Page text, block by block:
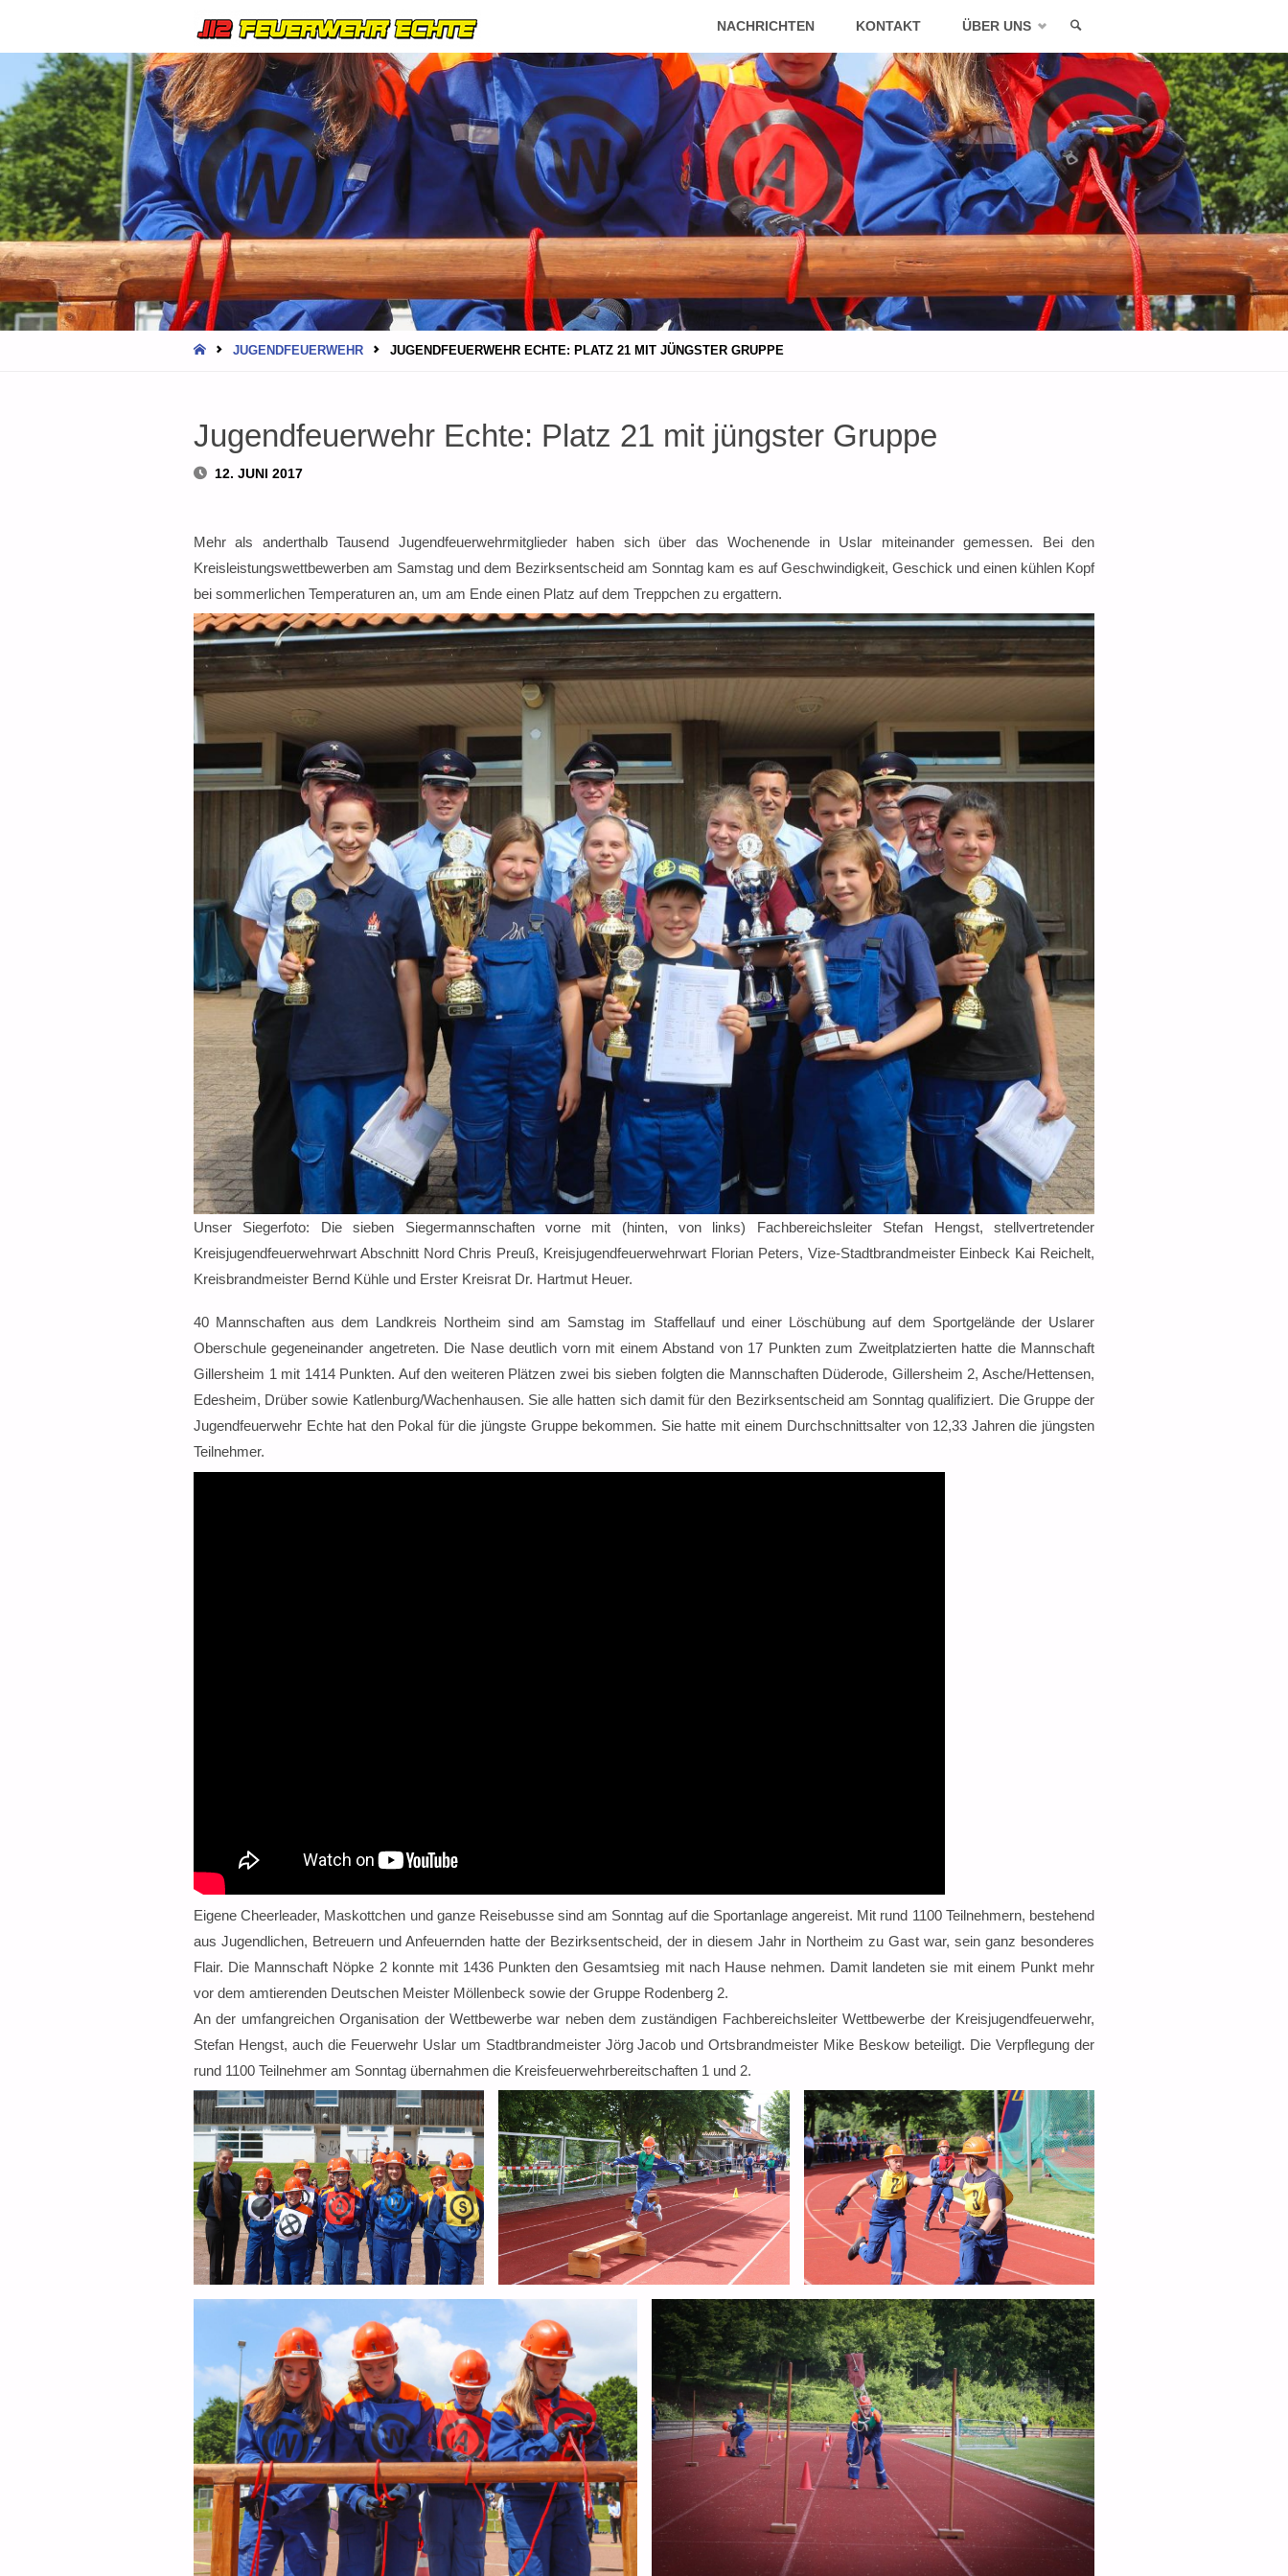
Skip
to
content
NACHRICHTEN KONTAKT ÜBER UNS
SEARCH
HOMEJUGENDFEUERWEHR JUGENDFEUERWEHR ECHTE: PLATZ 21 MIT JÜNGSTER GRUPPE
Jugendfeuerwehr Echte: Platz 21 mit jüngster Gruppe
12. JUNI 2017
Mehr als anderthalb Tausend Jugendfeuerwehrmitglieder haben sich über das Wochenende in Uslar miteinander gemessen. Bei den
Kreisleistungswettbewerben am Samstag und dem Bezirksentscheid am Sonntag kam es auf Geschwindigkeit, Geschick und einen kühlen Kopf
bei sommerlichen Temperaturen an, um am Ende einen Platz auf dem Treppchen zu ergattern.
Unser Siegerfoto: Die sieben Siegermannschaften vorne mit (hinten, von links) Fachbereichsleiter Stefan Hengst, stellvertretender
Kreisjugendfeuerwehrwart Abschnitt Nord Chris Preuß, Kreisjugendfeuerwehrwart Florian Peters, Vize-Stadtbrandmeister Einbeck Kai Reichelt,
Kreisbrandmeister Bernd Kühle und Erster Kreisrat Dr. Hartmut Heuer.
40 Mannschaften aus dem Landkreis Northeim sind am Samstag im Staffellauf und einer Löschübung auf dem Sportgelände der Uslarer
Oberschule gegeneinander angetreten. Die Nase deutlich vorn mit einem Abstand von 17 Punkten zum Zweitplatzierten hatte die Mannschaft
Gillersheim 1 mit 1414 Punkten. Auf den weiteren Plätzen zwei bis sieben folgten die Mannschaften Düderode, Gillersheim 2, Asche/Hettensen,
Edesheim, Drüber sowie Katlenburg/Wachenhausen. Sie alle hatten sich damit für den Bezirksentscheid am Sonntag qualifiziert. Die Gruppe der
Jugendfeuerwehr Echte hat den Pokal für die jüngste Gruppe bekommen. Sie hatte mit einem Durchschnittsalter von 12,33 Jahren die jüngsten
Teilnehmer.
Eigene Cheerleader, Maskottchen und ganze Reisebusse sind am Sonntag auf die Sportanlage angereist. Mit rund 1100 Teilnehmern, bestehend
aus Jugendlichen, Betreuern und Anfeuernden hatte der Bezirksentscheid, der in diesem Jahr in Northeim zu Gast war, sein ganz besonderes
Flair. Die Mannschaft Nöpke 2 konnte mit 1436 Punkten den Gesamtsieg mit nach Hause nehmen. Damit landeten sie mit einem Punkt mehr
vor dem amtierenden Deutschen Meister Möllenbeck sowie der Gruppe Rodenberg 2.
An der umfangreichen Organisation der Wettbewerbe war neben dem zuständigen Fachbereichsleiter Wettbewerbe der Kreisjugendfeuerwehr,
Stefan Hengst, auch die Feuerwehr Uslar um Stadtbrandmeister Jörg Jacob und Ortsbrandmeister Mike Beskow beteiligt. Die Verpflegung der
rund 1100 Teilnehmer am Sonntag übernahmen die Kreisfeuerwehrbereitschaften 1 und 2.